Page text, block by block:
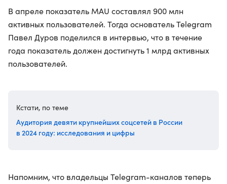
В апреле показатель MAU составлял 900 млн
активных пользователей. Тогда основатель Telegram
Павел Дуров поделился в интервью, что в течение
года показатель должен достигнуть 1 млрд активных
пользователей.
Кстати, по теме
Аудитория девяти крупнейших соцсетей в России
в 2024 году: исследования и цифры
Напомним, что владельцы Telegram-каналов теперь